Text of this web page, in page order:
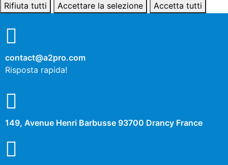
Rifiuta tutti
Accettare la selezione Accetta tutti
contact@a2pro.com
Risposta rapida!
149, Avenue Henri Barbusse 93700 Drancy France